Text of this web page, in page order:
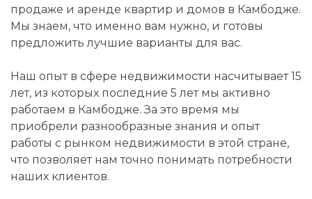
продаже и аренде квартир и домов в Камбодже.
Мы знаем, что именно вам нужно, и готовы
предложить лучшие варианты для вас.
Наш опыт в сфере недвижимости насчитывает 15
лет, из которых последние 5 лет мы активно
работаем в Камбодже. За это время мы
приобрели разнообразные знания и опыт
работы с рынком недвижимости в этой стране,
что позволяет нам точно понимать потребности
наших клиентов.